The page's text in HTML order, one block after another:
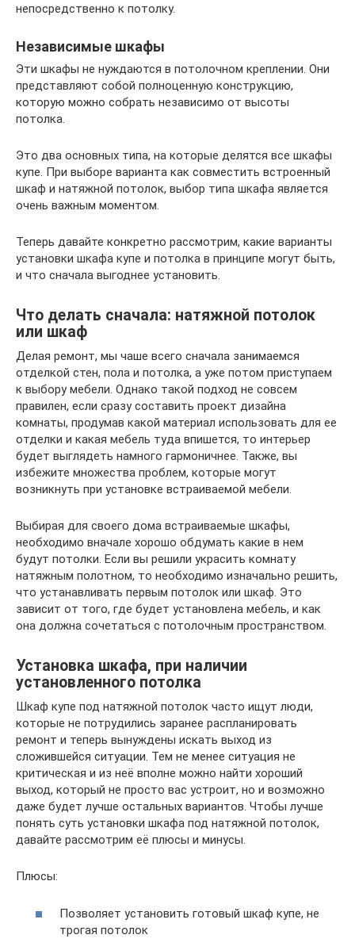
непосредственно к потолку.
Независимые шкафы
Эти шкафы не нуждаются в потолочном креплении. Они
представляют собой полноценную конструкцию,
которую можно собрать независимо от высоты
потолка.
Это два основных типа, на которые делятся все шкафы
купе. При выборе варианта как совместить встроенный
шкаф и натяжной потолок, выбор типа шкафа является
очень важным моментом.
Теперь давайте конкретно рассмотрим, какие варианты
установки шкафа купе и потолка в принципе могут быть,
и что сначала выгоднее установить.
Что делать сначала: натяжной потолок
или шкаф
Делая ремонт, мы чаше всего сначала занимаемся
отделкой стен, пола и потолка, а уже потом приступаем
к выбору мебели. Однако такой подход не совсем
правилен, если сразу составить проект дизайна
комнаты, продумав какой материал использовать для ее
отделки и какая мебель туда впишется, то интерьер
будет выглядеть намного гармоничнее. Также, вы
избежите множества проблем, которые могут
возникнуть при установке встраиваемой мебели.
Выбирая для своего дома встраиваемые шкафы,
необходимо вначале хорошо обдумать какие в нем
будут потолки. Если вы решили украсить комнату
натяжным полотном, то необходимо изначально решить,
что устанавливать первым потолок или шкаф. Это
зависит от того, где будет установлена мебель, и как
она должна сочетаться с потолочным пространством.
Установка шкафа, при наличии
установленного потолка
Шкаф купе под натяжной потолок часто ищут люди,
которые не потрудились заранее распланировать
ремонт и теперь вынуждены искать выход из
сложившейся ситуации. Тем не менее ситуация не
критическая и из неё вполне можно найти хороший
выход, который не просто вас устроит, но и возможно
даже будет лучше остальных вариантов. Чтобы лучше
понять суть установки шкафа под натяжной потолок,
давайте рассмотрим её плюсы и минусы.
Плюсы:
Позволяет установить готовый шкаф купе, не
трогая потолок